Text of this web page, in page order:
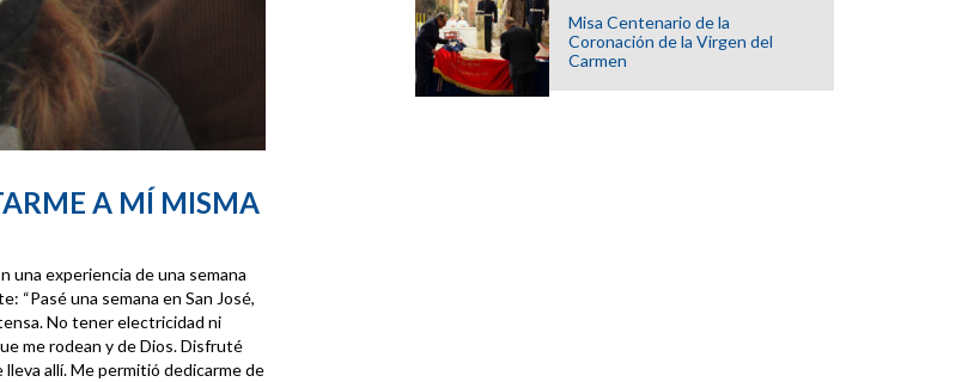
A MÍ MISMA
una experiencia de una semana
“Pasé una semana en San José,
No tener electricidad ni
me rodean y de Dios. Disfruté
allí. Me permitió dedicarme de
Misa Centenario de la
Coronación de la Virgen del
Carmen